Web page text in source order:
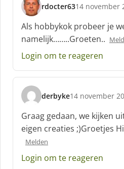
rdocter63
s
c
h
r
e
f
14 november
Als hobbykok probeer je
namelijk……..Groeten..
Login om te reageren
derbyke
s
c
h
r
e
14 november
Graag gedaan, we kijken
eigen creaties ;)Groetjes
Melden
Login om te reageren